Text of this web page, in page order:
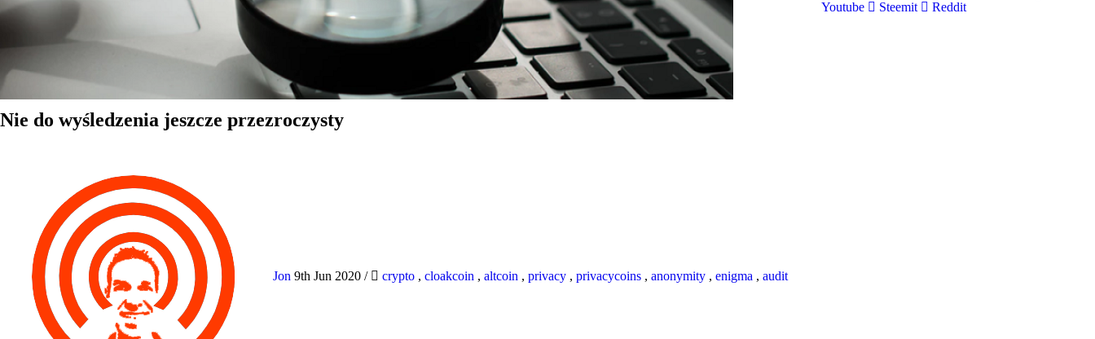
Nie do wyśledzenia jeszcze przezroczysty
Jon 9th Jun 2020 / crypto , cloakcoin , altcoin , privacy , privacycoins , anonymity , enigma , audit
Youtube
Steemit Reddit